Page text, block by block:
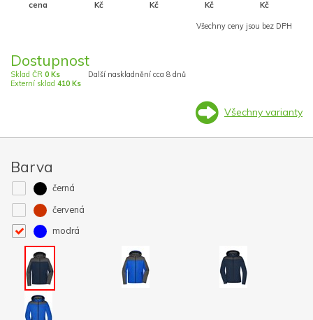
cena
Kč
Kč
Kč
Kč
Všechny ceny jsou bez DPH
Dostupnost
Sklad ČR 0 Ks
Externí sklad 410 Ks
Další naskladnění cca 8 dnů
Všechny varianty
Barva
černá
červená
modrá